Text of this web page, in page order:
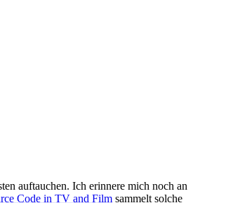
auftauchen. Ich erinnere mich noch an
Code in TV and Film sammelt solche